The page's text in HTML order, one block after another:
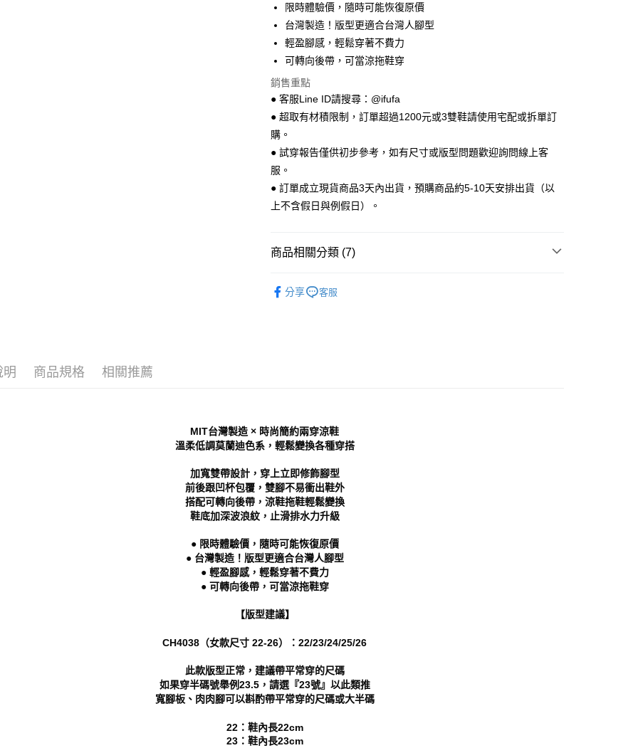
悠遊付
Google Pay
AFTEE先享後付
相關說明
【關於「AFTEE先享後付」】
AFTEE先享後付是「在收到商品之後才付款」的支付方式。 讓您購物簡單
便利好安心！
１．簡單：不需註冊會員、不需綁卡、不需儲值。
３．安心：先確認商品／服務後，再付款。
２．訂單成立數日內，您將收到繳費通知簡訊。
※ 請注意：結帳手續完成當下不需立刻繳費，但若您需要取消訂單，請聯
２．關於個人資料處理事宜，請瀏覽以下網址：
https://aftee.tw/terms/#terms3
「AFTEE先享後付」，若未經同意申辦者引起之損失，本公司不負相關責
任。
４．使用「AFTEE先享後付」時，將依據個別帳號之用戶狀況，依本公司
即時審查核予不同之上限額度；若仍有額度不足之情形，本公司將視審查
５．嚴禁一人註冊多個帳號或使用他人資訊註冊。若發現惡意使用之情
形，恩沛科技股份有限公司將有權停止該用戶之使用額度並採取法律行
動。
ATM付款
運送方式
全家 取貨付款
付款後 全家取貨
海外宅配
限時體驗價，隨時可能恢復原價
台灣製造！版型更適合台灣人腳型
輕盈腳感，輕鬆穿著不費力
可轉向後帶，可當涼拖鞋穿
銷售重點
● 客服Line ID請搜尋：@ifufa
● 超取有材積限制，訂單超過1200元或3雙鞋請使用宅配或拆單訂
購。
● 試穿報告僅供初步參考，如有尺寸或版型問題歡迎詢問線上客
服。
● 訂單成立現貨商品3天內出貨，預購商品約5-10天安排出貨（以
上不含假日與例假日）。
商品相關分類 (7)
分享 客服
明 商品規格 相關推薦
MIT台灣製造 × 時尚簡約兩穿涼鞋
溫柔低調莫蘭迪色系，輕鬆變換各種穿搭
加寬雙帶設計，穿上立即修飾腳型
前後跟凹杯包覆，雙腳不易衝出鞋外
搭配可轉向後帶，涼鞋拖鞋輕鬆變換
鞋底加深波浪紋，止滑排水力升級
● 限時體驗價，隨時可能恢復原價
● 台灣製造！版型更適合台灣人腳型
● 輕盈腳感，輕鬆穿著不費力
● 可轉向後帶，可當涼拖鞋穿
【版型建議】
CH4038（女款尺寸 22-26）：22/23/24/25/26
此款版型正常，建議帶平常穿的尺碼
如果穿半碼號舉例23.5，請選『23號』以此類推
寬腳板、肉肉腳可以斟酌帶平常穿的尺碼或大半碼
22：鞋內長22cm
23：鞋內長23cm